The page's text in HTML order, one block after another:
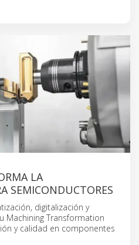
LA
SEMICONDUCTORES
digitalización y
Machining Transformation
y calidad en componentes